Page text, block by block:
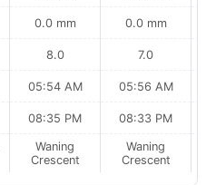
0.0 mm
8.0
05:54 AM
08:35 PM
Waning
Crescent
0.0 mm
7.0
05:56 AM
08:33 PM
Waning
Crescent